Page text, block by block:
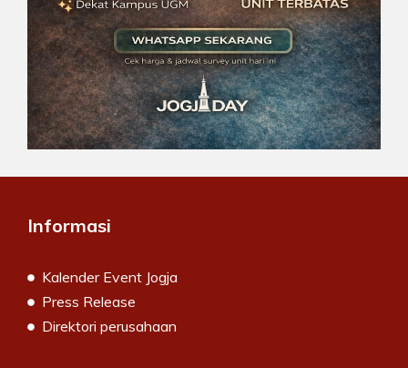
Informasi
Kalender Event Jogja
Press Release
Direktori perusahaan